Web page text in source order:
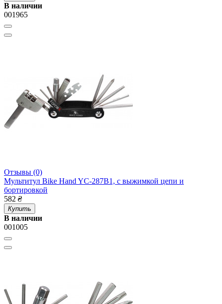
В наличии
001965
Отзывы (0)
Мультитул Bike Hand YC-287B1, с выжимкой цепи и
бортировкой
582 ₴
Купить
В наличии
001005